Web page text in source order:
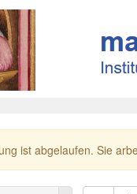
ist abgelaufen. Sie